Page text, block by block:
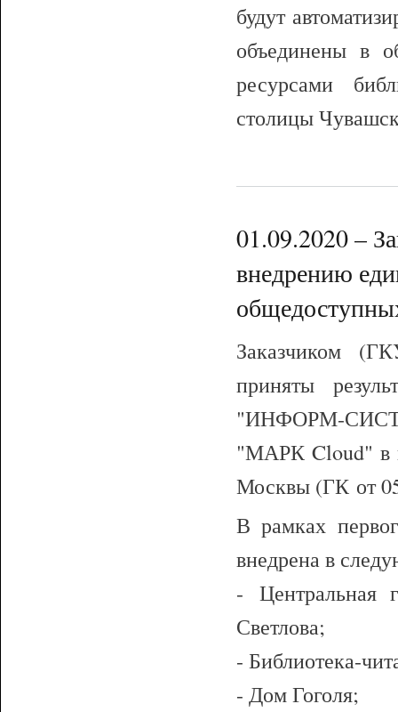
будут
объединены в
ресурсами
столицы
01.09.2020 –
внедрению
Заказчиком
приняты
"ИНФОРМ-
"МАРК Cloud" в
Москвы (ГК от
В рамках
внедрена в
- Центральная
Светлова;
- Библиотека-
- Дом Гоголя;